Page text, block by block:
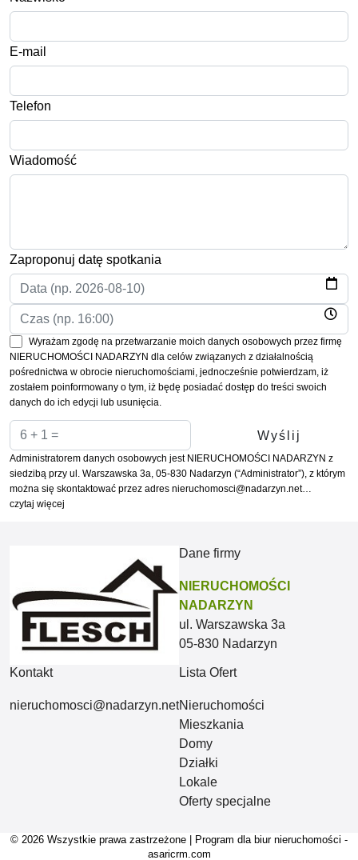
E-mail
Telefon
Wiadomość
Zaproponuj datę spotkania
Wyrażam zgodę na przetwarzanie moich danych osobowych przez firmę
NIERUCHOMOŚCI NADARZYN dla celów związanych z działalnością
pośrednictwa w obrocie nieruchomościami, jednocześnie potwierdzam, iż
zostałem poinformowany o tym, iż będę posiadać dostęp do treści swoich
danych do ich edycji lub usunięcia.
Administratorem danych osobowych jest NIERUCHOMOŚCI NADARZYN z
siedzibą przy ul. Warszawska 3a, 05-830 Nadarzyn (“Administrator”), z którym
można się skontaktować przez adres nieruchomosci@nadarzyn.net…
czytaj więcej
Dane firmy
NIERUCHOMOŚCI
NADARZYN
ul. Warszawska 3a
05-830 Nadarzyn
Kontakt
nieruchomosci@nadarzyn.net
Lista Ofert
Nieruchomości
Mieszkania
Domy
Działki
Lokale
Oferty specjalne
© 2026 Wszystkie prawa zastrzeżone | Program dla biur nieruchomości -
asaricrm.com